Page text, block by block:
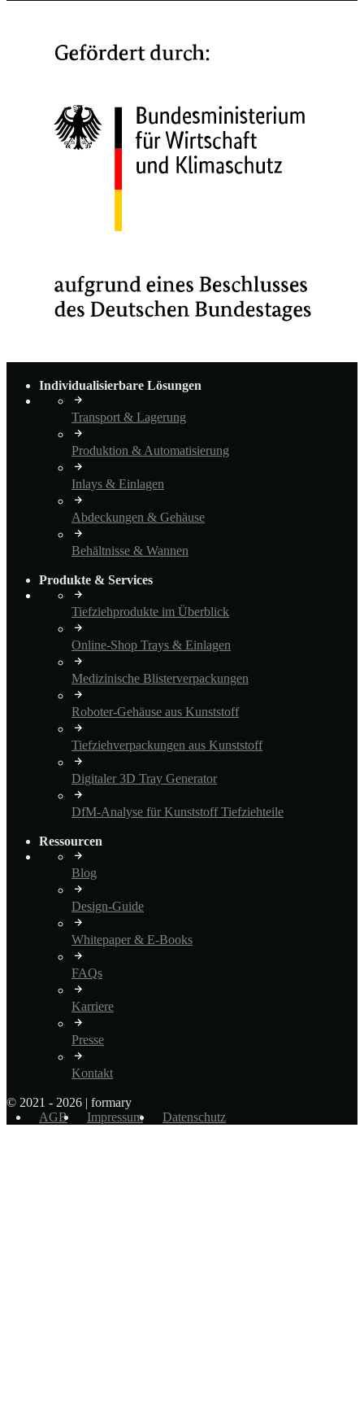
Individualisierbare Lösungen
Transport & Lagerung
Produktion & Automatisierung
Inlays & Einlagen
Abdeckungen & Gehäuse
Behältnisse & Wannen
Produkte & Services
Tiefziehprodukte im Überblick
Online-Shop Trays & Einlagen
Medizinische Blisterverpackungen
Roboter-Gehäuse aus Kunststoff
Tiefziehverpackungen aus Kunststoff
Digitaler 3D Tray Generator
DfM-Analyse für Kunststoff Tiefziehteile
Ressourcen
Blog
Design-Guide
Whitepaper & E-Books
FAQs
Karriere
Presse
Kontakt
© 2021 - 2026 | formary
AGB
Impressum Datenschutz